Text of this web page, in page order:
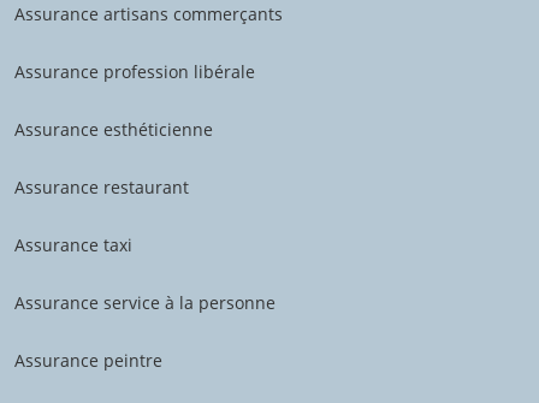
Assurance artisans commerçants
Assurance profession libérale
Assurance esthéticienne
Assurance restaurant
Assurance taxi
Assurance service à la personne
Assurance peintre